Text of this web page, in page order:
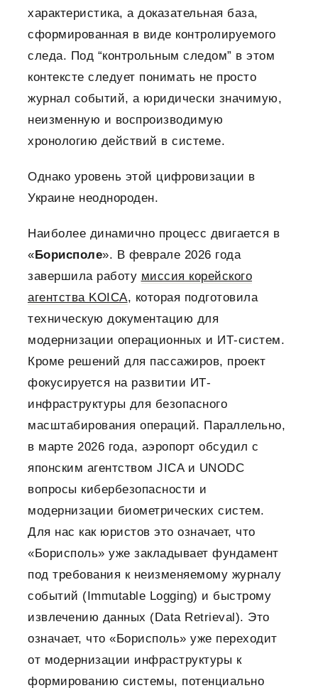
характеристика, а доказательная база,
сформированная в виде контролируемого
следа. Под “контрольным следом” в этом
контексте следует понимать не просто
журнал событий, а юридически значимую,
неизменную и воспроизводимую
хронологию действий в системе.
Однако уровень этой цифровизации в
Украине неоднороден.
Наиболее динамично процесс двигается в
«Борисполе». В феврале 2026 года
завершила работу миссия корейского
агентства KOICA, которая подготовила
техническую документацию для
модернизации операционных и ИТ-систем.
Кроме решений для пассажиров, проект
фокусируется на развитии ИТ-
инфраструктуры для безопасного
масштабирования операций. Параллельно,
в марте 2026 года, аэропорт обсудил с
японским агентством JICA и UNODC
вопросы кибербезопасности и
модернизации биометрических систем.
Для нас как юристов это означает, что
«Борисполь» уже закладывает фундамент
под требования к неизменяемому журналу
событий (Immutable Logging) и быстрому
извлечению данных (Data Retrieval). Это
означает, что «Борисполь» уже переходит
от модернизации инфраструктуры к
формированию системы, потенциально